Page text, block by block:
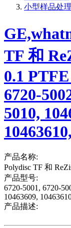
小型样品处
TF 和
0.1
6720-
5010,
产品名称:
Polydisc TF 和
产品型号:
6720-5001, 6720-
10463609,
产品描述: